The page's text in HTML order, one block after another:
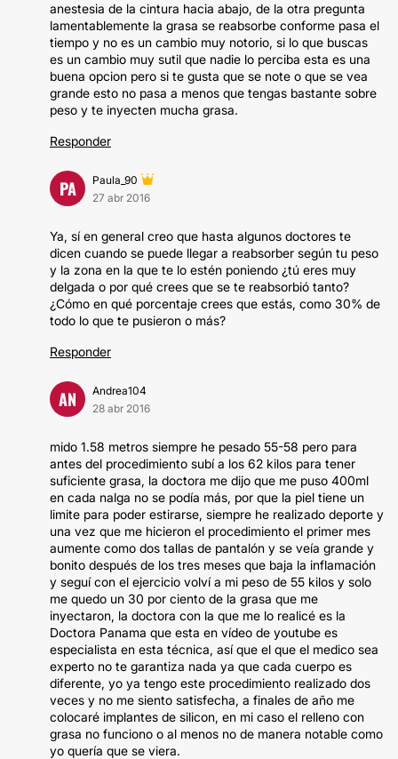
anestesia de la cintura hacia abajo, de la otra pregunta
lamentablemente la grasa se reabsorbe conforme pasa el
tiempo y no es un cambio muy notorio, si lo que buscas
es un cambio muy sutil que nadie lo perciba esta es una
buena opcion pero si te gusta que se note o que se vea
grande esto no pasa a menos que tengas bastante sobre
peso y te inyecten mucha grasa.
Responder
PA
Paula_90
27 abr 2016
Ya, sí en general creo que hasta algunos doctores te
dicen cuando se puede llegar a reabsorber según tu peso
y la zona en la que te lo estén poniendo ¿tú eres muy
delgada o por qué crees que se te reabsorbió tanto?
¿Cómo en qué porcentaje crees que estás, como 30% de
todo lo que te pusieron o más?
Responder
AN
Andrea104
28 abr 2016
mido 1.58 metros siempre he pesado 55-58 pero para
antes del procedimiento subí a los 62 kilos para tener
suficiente grasa, la doctora me dijo que me puso 400ml
en cada nalga no se podía más, por que la piel tiene un
limite para poder estirarse, siempre he realizado deporte y
una vez que me hicieron el procedimiento el primer mes
aumente como dos tallas de pantalón y se veía grande y
bonito después de los tres meses que baja la inflamación
y seguí con el ejercicio volví a mi peso de 55 kilos y solo
me quedo un 30 por ciento de la grasa que me
inyectaron, la doctora con la que me lo realicé es la
Doctora Panama que esta en vídeo de youtube es
especialista en esta técnica, así que el que el medico sea
experto no te garantiza nada ya que cada cuerpo es
diferente, yo ya tengo este procedimiento realizado dos
veces y no me siento satisfecha, a finales de año me
colocaré implantes de silicon, en mi caso el relleno con
grasa no funciono o al menos no de manera notable como
yo quería que se viera.